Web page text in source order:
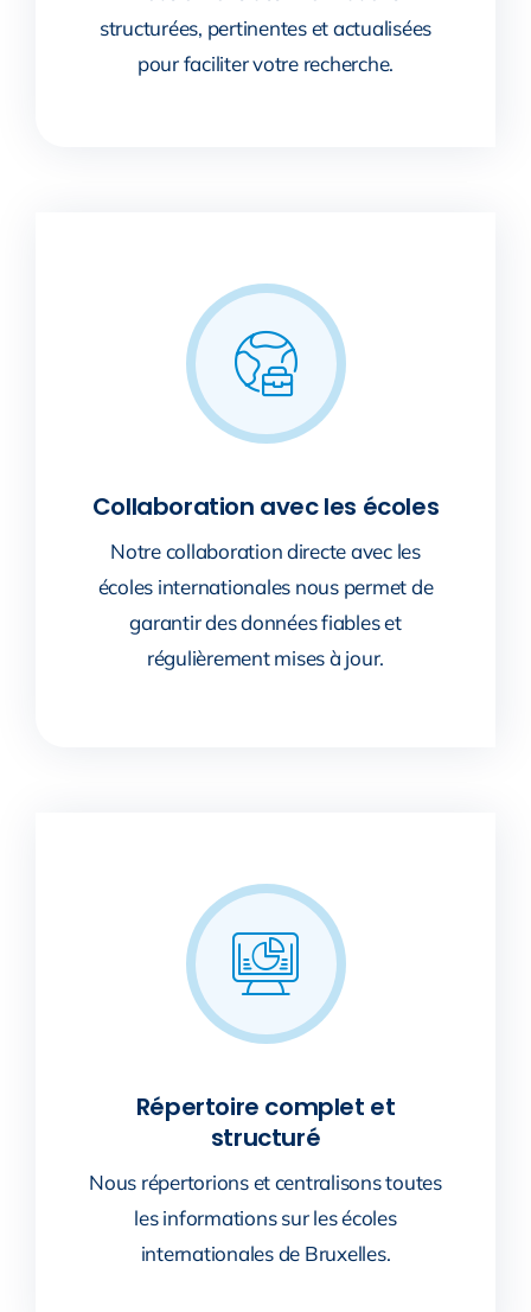
structurées, pertinentes et actualisées
pour faciliter votre recherche.
Collaboration avec les écoles
Notre collaboration directe avec les
écoles internationales nous permet de
garantir des données fiables et
régulièrement mises à jour.
Répertoire complet et
structuré
Nous répertorions et centralisons toutes
les informations sur les écoles
internationales de Bruxelles.